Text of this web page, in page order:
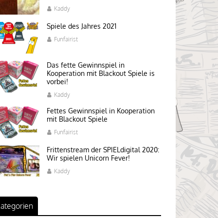
Kaddy
Spiele des Jahres 2021
Funfairist
Das fette Gewinnspiel in
Kooperation mit Blackout Spiele is
vorbei!
Kaddy
Fettes Gewinnspiel in Kooperation
mit Blackout Spiele
Funfairist
Frittenstream der SPIELdigital 2020:
Wir spielen Unicorn Fever!
Kaddy